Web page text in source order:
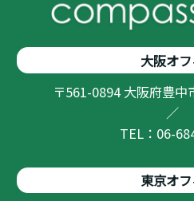
大阪オ
〒561-0894 大阪府豊
／
TEL：06-
東京オ